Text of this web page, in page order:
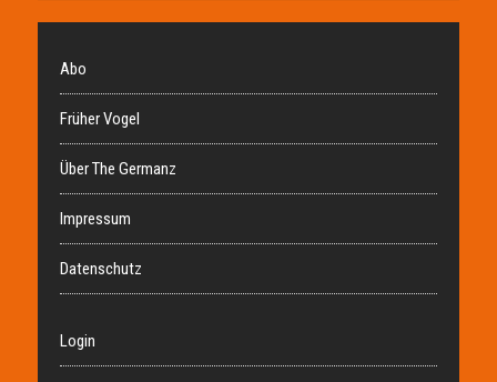
Abo
Früher Vogel
Über The Germanz
Impressum
Datenschutz
Login